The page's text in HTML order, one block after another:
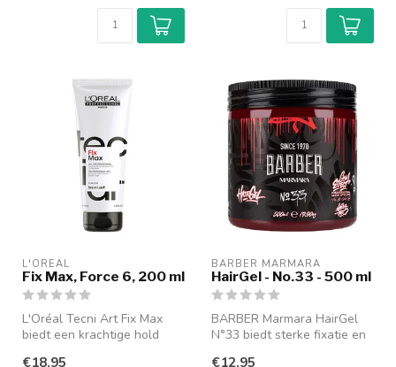
L'ORÉAL
Fix Max, Force 6, 200 ml
L'Oréal Tecni Art Fix Max
biedt een krachtige hold
€18,95
BARBER MARMARA
HairGel - No.33 - 500 ml
BARBER Marmara HairGel
N°33 biedt sterke fixatie en
€12,95